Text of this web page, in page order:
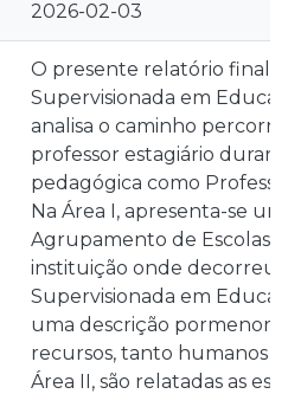
2026-02-03
O presente relatório final
Supervisionada em
analisa o caminho
professor estagiário
pedagógica como
Na Área I, apresenta-se
Agrupamento de Escolas
instituição onde decorreu
Supervisionada em
uma descrição
recursos, tanto humanos
Área II, são relatadas as